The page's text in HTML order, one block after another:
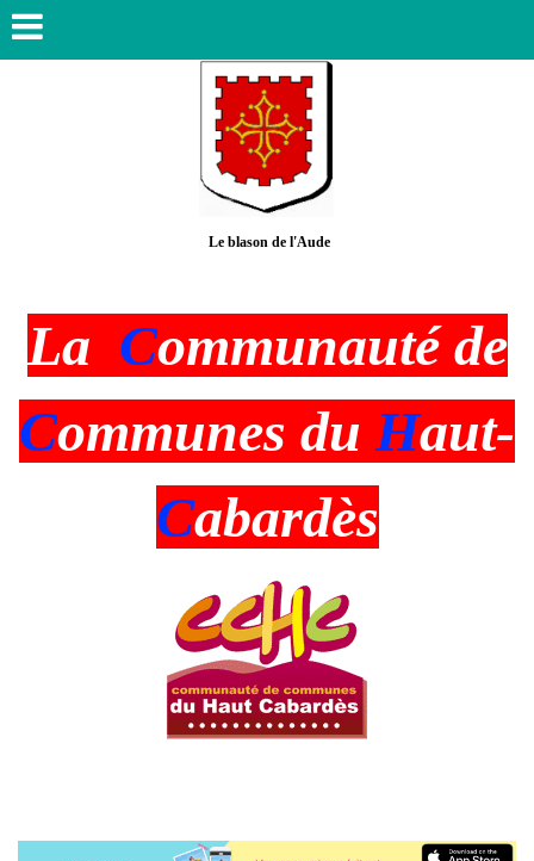
Le blason de l'Aude
La Communauté de
Communes du Haut-
Cabardès